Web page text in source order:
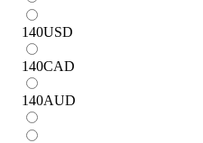
140USD
140CAD
140AUD